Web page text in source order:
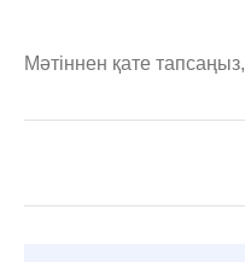
Мәтіннен қате тапсаңыз,